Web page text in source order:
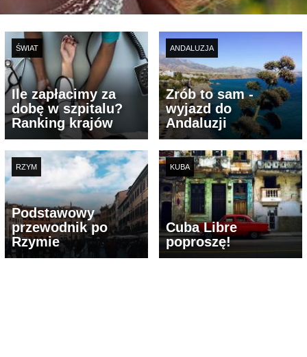
ŚWIAT
Ile zapłacimy za
dobę w szpitalu?
Ranking krajów
ANDALUZJA
Zrób to sam -
wyjazd do
Andaluzji
RZYM
Podstawowy
przewodnik po
Rzymie
KUBA
Cuba Libre
poproszę!